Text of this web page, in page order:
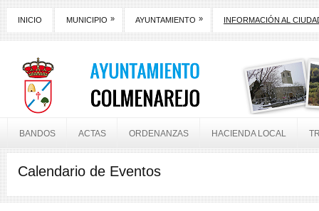
INICIO MUNICIPIO » AYUNTAMIENTO » INFORMACIÓN AL
BANDOS ACTAS ORDENANZAS HACIENDA LOCAL
Calendario de Eventos